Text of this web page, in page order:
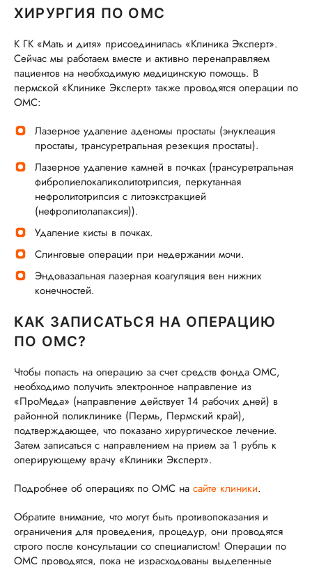
ХИРУРГИЯ ПО ОМС
К ГК «Мать и дитя» присоединилась «Клиника Эксперт».
Сейчас мы работаем вместе и активно перенаправляем
пациентов на необходимую медицинскую помощь. В
пермской «Клинике Эксперт» также проводятся операции по
ОМС:
Лазерное удаление аденомы простаты (энуклеация
простаты, трансуретральная резекция простаты).
Лазерное удаление камней в почках (трансуретральная
фибропиелокаликолитотрипсия, перкутанная
нефролитотрипсия с литоэкстракцией
(нефролитолапаксия)).
Удаление кисты в почках.
Слинговые операции при недержании мочи.
Эндовазальная лазерная коагуляция вен нижних
конечностей.
КАК ЗАПИСАТЬСЯ НА ОПЕРАЦИЮ
ПО ОМС?
Чтобы попасть на операцию за счет средств фонда ОМС,
необходимо получить электронное направление из
«ПроМеда» (направление действует 14 рабочих дней) в
районной поликлинике (Пермь, Пермский край),
подтверждающее, что показано хирургическое лечение.
Затем записаться с направлением на прием за 1 рубль к
оперирующему врачу «Клиники Эксперт».
Подробнее об операциях по ОМС на сайте клиники.
Обратите внимание, что могут быть противопоказания и
ограничения для проведения, процедур, они проводятся
строго после консультации со специалистом! Операции по
ОМС проводятся, пока не израсходованы выделенные